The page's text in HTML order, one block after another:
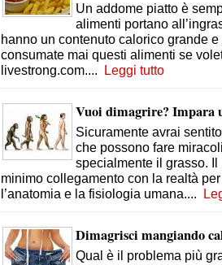
Un addome piatto è
alimenti portano
hanno un contenuto calorico grande
consumate mai questi alimenti se
livestrong.com.... Leggi tutto
Vuoi dimagrire? Impara
Sicuramente avrai
che possono fare
specialmente il grasso.
minimo collegamento con la realtà
l’anatomia e la fisiologia umana....
Dimagrisci mangiando
Qual è il problema più